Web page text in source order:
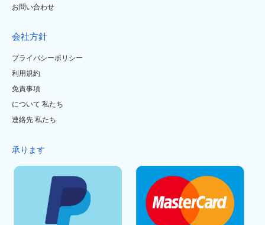
お問い合わせ
会社方針
プライバシーポリシー
利用規約
免責事項
について 私たち
連絡先 私たち
承ります